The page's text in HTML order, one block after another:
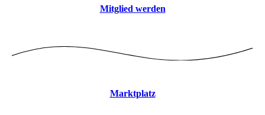
Mitglied werden
Marktplatz